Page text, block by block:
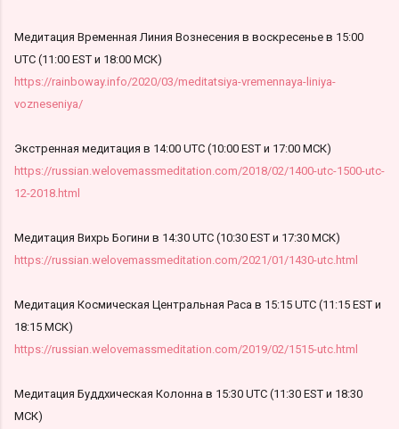
Медитация Временная Линия Вознесения в воскресенье в 15:00
UTC (11:00 EST и 18:00 МСК)
https://rainboway.info/2020/03/meditatsiya-vremennaya-liniya-
vozneseniya/
Экстренная медитация в 14:00 UTC (10:00 EST и 17:00 МСК)
https://russian.welovemassmeditation.com/2018/02/1400-utc-1500-utc-
12-2018.html
Медитация Вихрь Богини в 14:30 UTC (10:30 EST и 17:30 МСК)
https://russian.welovemassmeditation.com/2021/01/1430-utc.html
Медитация Космическая Центральная Раса в 15:15 UTC (11:15 EST и
18:15 МСК)
https://russian.welovemassmeditation.com/2019/02/1515-utc.html
Медитация Буддхическая Колонна в 15:30 UTC (11:30 EST и 18:30
МСК)